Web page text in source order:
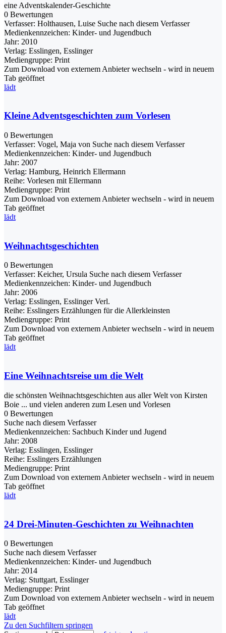
eine Adventskalender-Geschichte
0 Bewertungen
Verfasser: Holthausen, Luise Suche nach diesem Verfasser
Medienkennzeichen: Kinder- und Jugendbuch
Jahr: 2010
Verlag: Esslingen, Esslinger
Mediengruppe: Print
Zum Download von externem Anbieter wechseln - wird in neuem
Tab geöffnet
lädt
Kleine Adventsgeschichten zum Vorlesen
0 Bewertungen
Verfasser: Vogel, Maja von Suche nach diesem Verfasser
Medienkennzeichen: Kinder- und Jugendbuch
Jahr: 2007
Verlag: Hamburg, Heinrich Ellermann
Reihe: Vorlesen mit Ellermann
Mediengruppe: Print
Zum Download von externem Anbieter wechseln - wird in neuem
Tab geöffnet
lädt
Weihnachtsgeschichten
0 Bewertungen
Verfasser: Keicher, Ursula Suche nach diesem Verfasser
Medienkennzeichen: Kinder- und Jugendbuch
Jahr: 2006
Verlag: Esslingen, Esslinger Verl.
Reihe: Esslingers Erzählungen für die Allerkleinsten
Mediengruppe: Print
Zum Download von externem Anbieter wechseln - wird in neuem
Tab geöffnet
lädt
Eine Weihnachtsreise um die Welt
die schönsten Weihnachtsgeschichten aus aller Welt von Kirsten
Boie ... und vielen anderen zum Lesen und Vorlesen
0 Bewertungen
Suche nach diesem Verfasser
Medienkennzeichen: Sachbuch Kinder und Jugend
Jahr: 2008
Verlag: Esslingen, Esslinger
Reihe: Esslingers Erzählungen
Mediengruppe: Print
Zum Download von externem Anbieter wechseln - wird in neuem
Tab geöffnet
lädt
24 Drei-Minuten-Geschichten zu Weihnachten
0 Bewertungen
Suche nach diesem Verfasser
Medienkennzeichen: Kinder- und Jugendbuch
Jahr: 2014
Verlag: Stuttgart, Esslinger
Mediengruppe: Print
Zum Download von externem Anbieter wechseln - wird in neuem
Tab geöffnet
lädt
Zu den Suchfiltern springen